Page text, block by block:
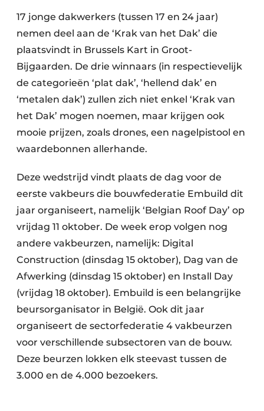
17 jonge dakwerkers (tussen 17 en 24 jaar)
nemen deel aan de ‘Krak van het Dak’ die
plaatsvindt in Brussels Kart in Groot-
Bijgaarden. De drie winnaars (in respectievelijk
de categorieën ‘plat dak’, ‘hellend dak’ en
‘metalen dak’) zullen zich niet enkel ‘Krak van
het Dak’ mogen noemen, maar krijgen ook
mooie prijzen, zoals drones, een nagelpistool en
waardebonnen allerhande.
Deze wedstrijd vindt plaats de dag voor de
eerste vakbeurs die bouwfederatie Embuild dit
jaar organiseert, namelijk ‘Belgian Roof Day’ op
vrijdag 11 oktober. De week erop volgen nog
andere vakbeurzen, namelijk: Digital
Construction (dinsdag 15 oktober), Dag van de
Afwerking (dinsdag 15 oktober) en Install Day
(vrijdag 18 oktober). Embuild is een belangrijke
beursorganisator in België. Ook dit jaar
organiseert de sectorfederatie 4 vakbeurzen
voor verschillende subsectoren van de bouw.
Deze beurzen lokken elk steevast tussen de
3.000 en de 4.000 bezoekers.